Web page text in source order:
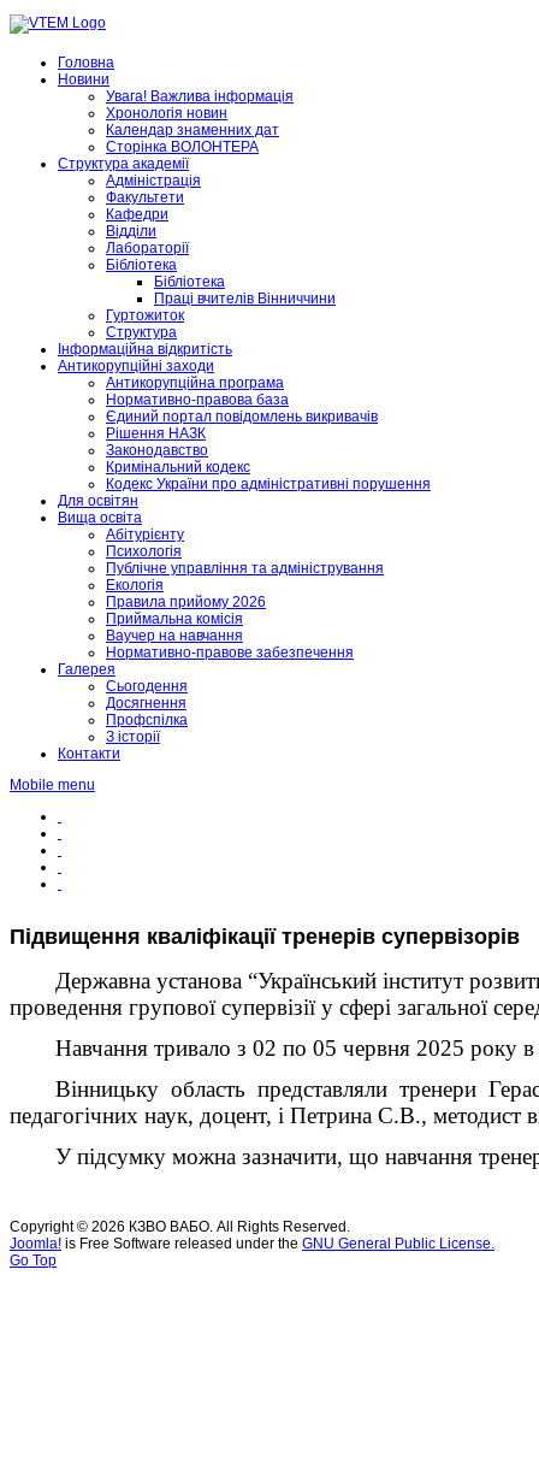
Головна
Новини
Увага! Важлива інформація
Хронологія новин
Календар знаменних дат
Сторінка ВОЛОНТЕРА
Структура академії
Адміністрація
Факультети
Кафедри
Відділи
Лабораторії
Бібліотека
Бібліотека
Праці вчителів Вінниччини
Гуртожиток
Структура
Інформаційна відкритість
Антикорупційні заходи
Антикорупційна програма
Нормативно-правова база
Єдиний портал повідомлень викривачів
Рішення НАЗК
Законодавство
Кримінальний кодекс
Кодекс України про адміністративні порушення
Для освітян
Вища освіта
Абітурієнту
Психологія
Публічне управління та адміністрування
Екологія
Правила прийому 2026
Приймальна комісія
Ваучер на навчання
Нормативно-правове забезпечення
Галерея
Сьогодення
Досягнення
Профспілка
З історії
Контакти
Mobile menu
Підвищення кваліфікації тренерів супервізорів
Державна установа “Український інститут
проведення групової супервізії у сфері загальної
Навчання тривало з 02 по 05 червня 2025 року в
Вінницьку область представляли тренери
педагогічних наук, доцент, і Петрина С.В., методист
У підсумку можна зазначити, що навчання
Copyright © 2026 КЗВО ВАБО. All Rights Reserved.
Joomla! is Free Software released under the GNU General Public License.
Go Top